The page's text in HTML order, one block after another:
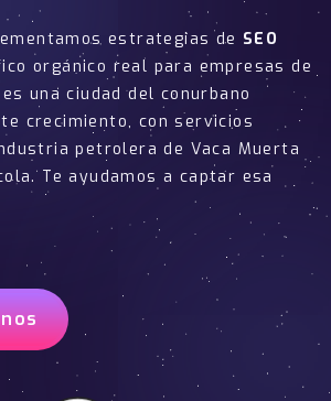
estrategias de SEO
orgánico real para empresas de
una ciudad del conurbano
crecimiento, con servicios
petrolera de Vaca Muerta
Te ayudamos a captar esa